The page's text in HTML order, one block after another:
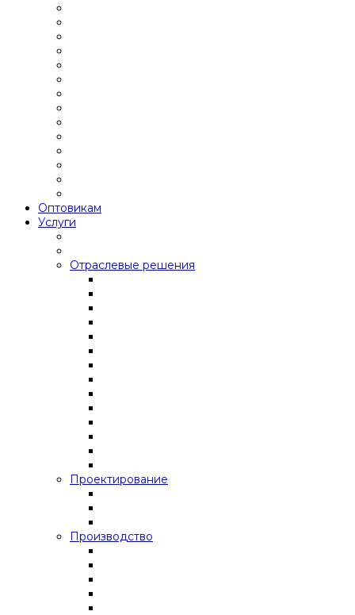
Оптовикам
Услуги
Отраслевые решения
Проектирование
Производство